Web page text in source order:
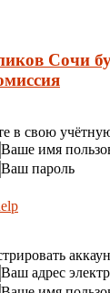
Сочи
в свою
Ваше имя
Ваш пароль
Ваш адрес